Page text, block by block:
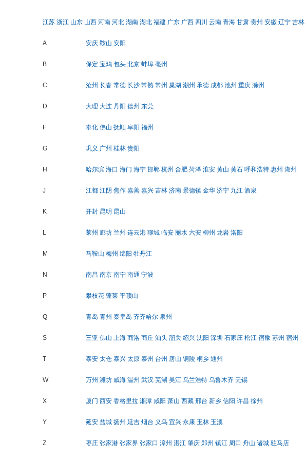
江苏 浙江 山东 山西 河南 河北 湖南 湖北 福建 广东 广西 四川 云南 青海 甘肃 贵州 安徽 辽宁 吉林
A 安庆 鞍山 安阳
B 保定 宝鸡 包头 北京 蚌埠 亳州
C 沧州 长春 常德 长沙 常熟 常州 巢湖 潮州 承德 成都 池州 重庆 滁州
D 大理 大连 丹阳 德州 东莞
F 奉化 佛山 抚顺 阜阳 福州
G 巩义 广州 桂林 贵阳
H 哈尔滨 海口 海门 海宁 邯郸 杭州 合肥 菏泽 淮安 黄山 黄石 呼和浩特 惠州 湖州
J 江都 江阴 焦作 嘉善 嘉兴 吉林 济南 景德镇 金华 济宁 九江 酒泉
K 开封 昆明 昆山
L 莱州 廊坊 兰州 连云港 聊城 临安 丽水 六安 柳州 龙岩 洛阳
M 马鞍山 梅州 绵阳 牡丹江
N 南昌 南京 南宁 南通 宁波
P 攀枝花 蓬莱 平顶山
Q 青岛 青州 秦皇岛 齐齐哈尔 泉州
S 三亚 佛山 上海 商洛 商丘 汕头 韶关 绍兴 沈阳 深圳 石家庄 松江 宿豫 苏州 宿州
T 泰安 太仓 泰兴 太原 泰州 台州 唐山 铜陵 桐乡 通州
W 万州 潍坊 威海 温州 武汉 芜湖 吴江 乌兰浩特 乌鲁木齐 无锡
X 厦门 西安 香格里拉 湘潭 咸阳 萧山 西藏 邢台 新乡 信阳 许昌 徐州
Y 延安 盐城 扬州 延吉 烟台 义乌 宜兴 永康 玉林 玉溪
Z 枣庄 张家港 张家界 张家口 漳州 湛江 肇庆 郑州 镇江 周口 舟山 诸城 驻马店